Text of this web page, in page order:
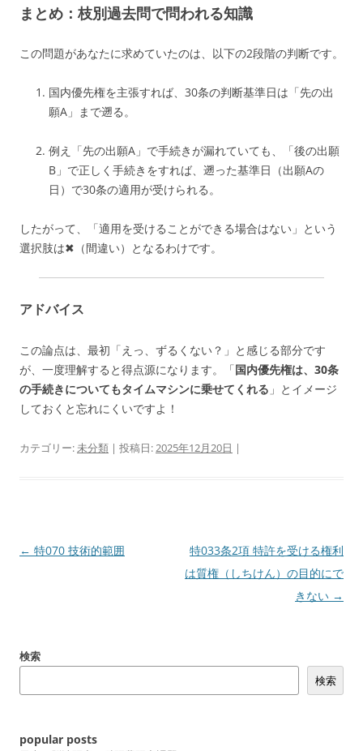
まとめ：枝別過去問で問われる知識
この問題があなたに求めていたのは、以下の2段階の判断です。
国内優先権を主張すれば、30条の判断基準日は「先の出
願A」まで遡る。
例え「先の出願A」で手続きが漏れていても、「後の出願
B」で正しく手続きをすれば、遡った基準日（出願Aの
日）で30条の適用が受けられる。
したがって、「適用を受けることができる場合はない」という
選択肢は✖（間違い）となるわけです。
アドバイス
この論点は、最初「えっ、ずるくない？」と感じる部分です
が、一度理解すると得点源になります。「国内優先権は、30条
の手続きについてもタイムマシンに乗せてくれる 」とイメージ
しておくと忘れにくいですよ！
カテゴリー:未分類 | 投稿日:2025年12月20日 |
投
ー
← 特070 技術的範囲
特033条2項 特許を受ける権利
は質権（しちけん）の目的にで
きない →
検索
検索
popular posts